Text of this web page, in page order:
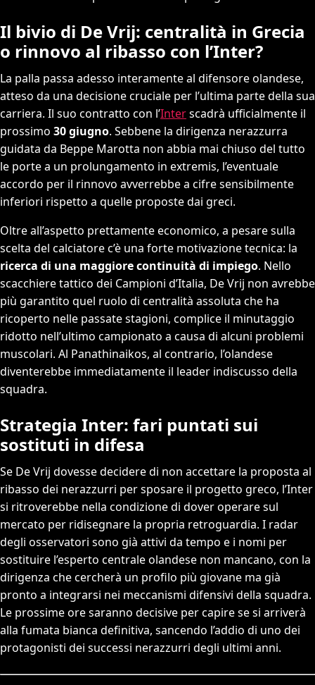
Il bivio di De Vrij: centralità in Grecia
o rinnovo al ribasso con l’Inter?
La palla passa adesso interamente al difensore olandese,
atteso da una decisione cruciale per l’ultima parte della sua
carriera. Il suo contratto con l’Interscadrà ufficialmente il
prossimo 30 giugno. Sebbene la dirigenza nerazzurra
guidata da Beppe Marotta non abbia mai chiuso del tutto
le porte a un prolungamento in extremis, l’eventuale
accordo per il rinnovo avverrebbe a cifre sensibilmente
inferiori rispetto a quelle proposte dai greci.
Oltre all’aspetto prettamente economico, a pesare sulla
scelta del calciatore c’è una forte motivazione tecnica: la
ricerca di una maggiore continuità di impiego. Nello
scacchiere tattico dei Campioni d’Italia, De Vrij non avrebbe
più garantito quel ruolo di centralità assoluta che ha
ricoperto nelle passate stagioni, complice il minutaggio
ridotto nell’ultimo campionato a causa di alcuni problemi
muscolari. Al Panathinaikos, al contrario, l’olandese
diventerebbe immediatamente il leader indiscusso della
squadra.
Strategia Inter: fari puntati sui
sostituti in difesa
Se De Vrij dovesse decidere di non accettare la proposta al
ribasso dei nerazzurri per sposare il progetto greco, l’Inter
si ritroverebbe nella condizione di dover operare sul
mercato per ridisegnare la propria retroguardia. I radar
degli osservatori sono già attivi da tempo e i nomi per
sostituire l’esperto centrale olandese non mancano, con la
dirigenza che cercherà un profilo più giovane ma già
pronto a integrarsi nei meccanismi difensivi della squadra.
Le prossime ore saranno decisive per capire se si arriverà
alla fumata bianca definitiva, sancendo l’addio di uno dei
protagonisti dei successi nerazzurri degli ultimi anni.